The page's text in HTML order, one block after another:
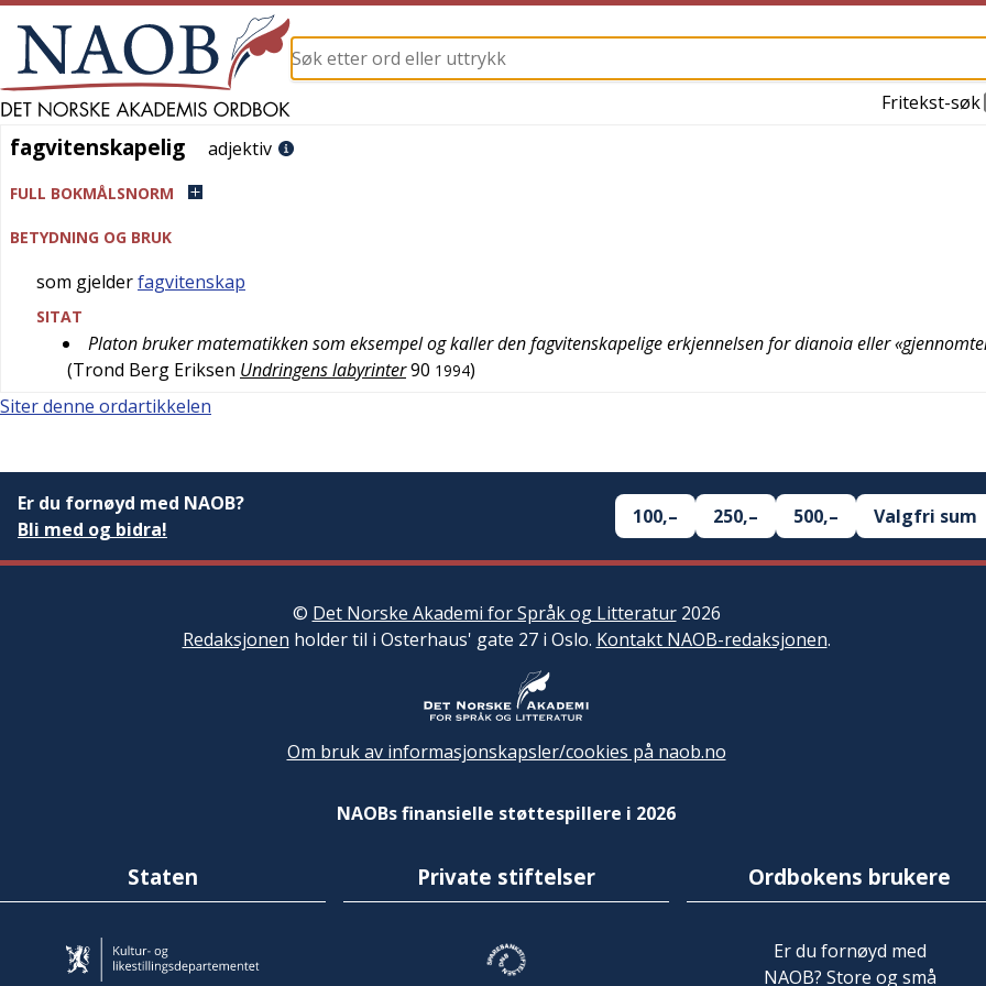
Fritekst-søk
fagvitenskapelig
fagvitenskapelig adjektiv
FULL BOKMÅLSNORM
BETYDNING OG BRUK
som gjelderfagvitenskap
SITAT
Platon bruker matematikken som eksempel og kaller den fagvitenskapelige erkjennelsen for dianoia eller
(Trond Berg Eriksen Undringens labyrinter90 1994)
Siter denne ordartikkelen
Er du fornøyd med NAOB?
Bli med og bidra!
100,– 250,– 500,– Valgfri sum
© Det Norske Akademi for Språk og Litteratur2026
Redaksjonen holder til i Osterhaus' gate 27 i Oslo. Kontakt NAOB-redaksjonen.
Om bruk av informasjonskapsler/cookies på naob.no
NAOBs finansielle støttespillere i 2026
Staten Private stiftelser Ordbokens brukere
Er du fornøyd med
NAOB? Store og små